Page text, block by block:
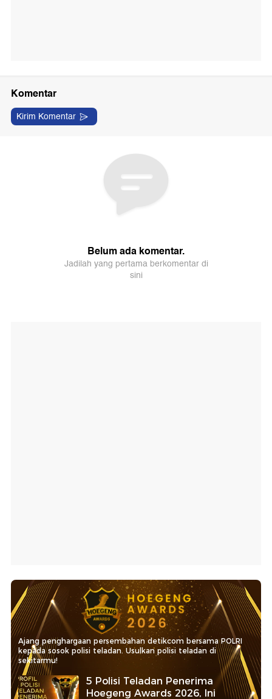
Ajang penghargaan persembahan detikcom bersama POLRI
kepada sosok polisi teladan. Usulkan polisi teladan di
sekitarmu!
5 Polisi Teladan Penerima
Hoegeng Awards 2026, Ini